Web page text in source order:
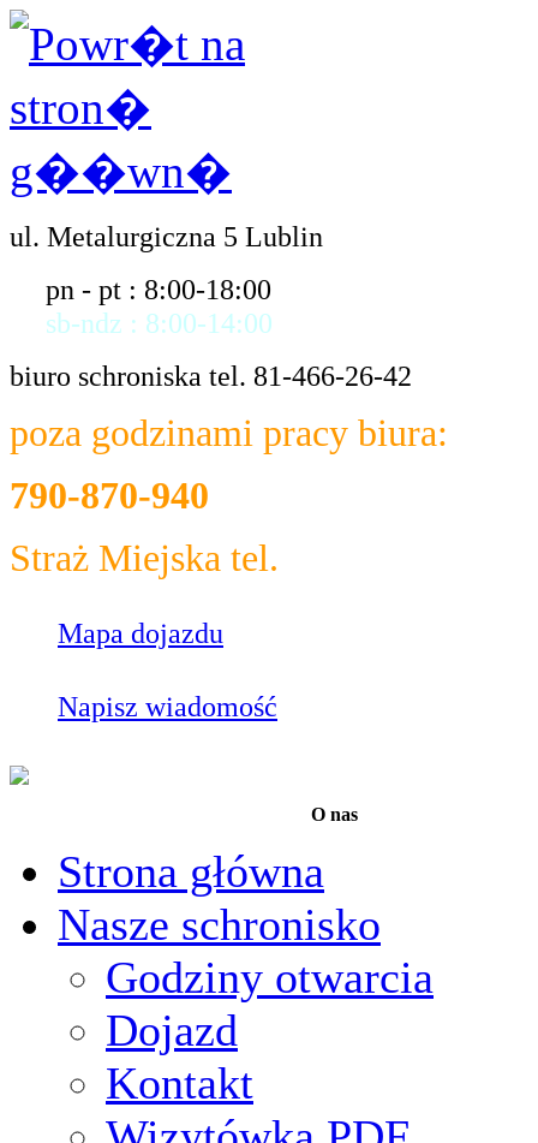
ul. Metalurgiczna 5 Lublin
pn - pt : 8:00-18:00
sb-ndz : 8:00-14:00
biuro schroniska tel. 81-466-26-42
poza godzinami pracy biura:
790-870-940
Straż Miejska tel.
Mapa dojazdu
Napisz wiadomość
O nas
Strona główna
Nasze schronisko
Godziny otwarcia
Dojazd
Kontakt